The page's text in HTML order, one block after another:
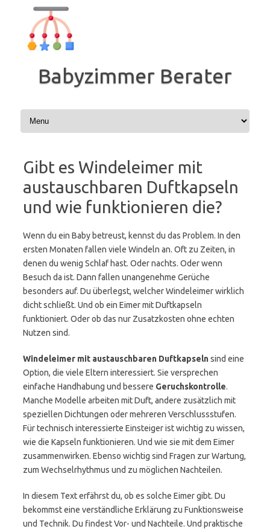
Inhalt
springen
Babyzimmer Berater
Gibt es Windeleimer mit
austauschbaren Duftkapseln
und wie funktionieren die?
Wenn du ein Baby betreust, kennst du das Problem. In den
ersten Monaten fallen viele Windeln an. Oft zu Zeiten, in
denen du wenig Schlaf hast. Oder nachts. Oder wenn
Besuch da ist. Dann fallen unangenehme Gerüche
besonders auf. Du überlegst, welcher Windeleimer wirklich
dicht schließt. Und ob ein Eimer mit Duftkapseln
funktioniert. Oder ob das nur Zusatzkosten ohne echten
Nutzen sind.
Windeleimer mit austauschbaren Duftkapselnsind eine
Option, die viele Eltern interessiert. Sie versprechen
einfache Handhabung und bessere Geruchskontrolle.
Manche Modelle arbeiten mit Duft, andere zusätzlich mit
speziellen Dichtungen oder mehreren Verschlussstufen.
Für technisch interessierte Einsteiger ist wichtig zu wissen,
wie die Kapseln funktionieren. Und wie sie mit dem Eimer
zusammenwirken. Ebenso wichtig sind Fragen zur Wartung,
zum Wechselrhythmus und zu möglichen Nachteilen.
In diesem Text erfährst du, ob es solche Eimer gibt. Du
bekommst eine verständliche Erklärung zu Funktionsweise
und Technik. Du findest Vor- und Nachteile. Und praktische